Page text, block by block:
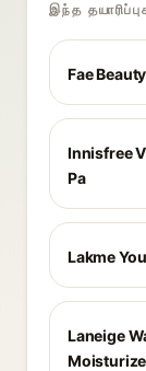
இந்த
Fae
Innisfree
Pa
Lakme
Laneige